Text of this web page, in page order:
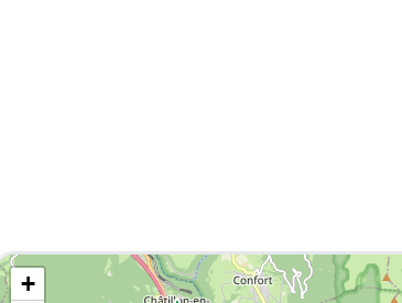
+